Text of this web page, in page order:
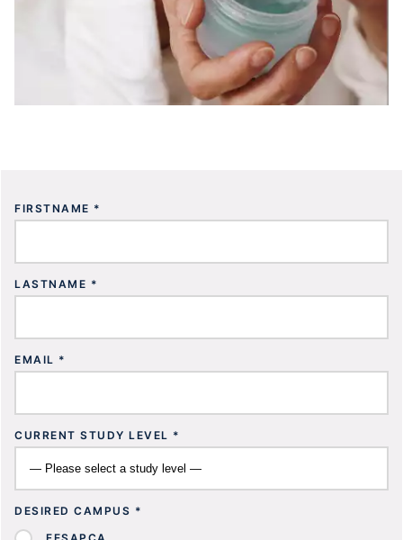
FIRSTNAME *
LASTNAME *
EMAIL *
CURRENT STUDY LEVEL *
DESIRED CAMPUS *